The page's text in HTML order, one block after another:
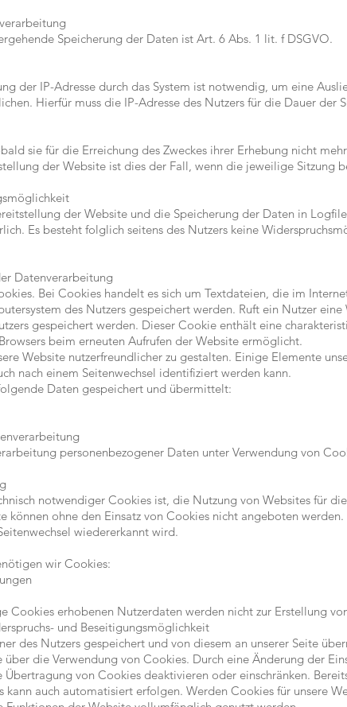
Speicherung der Daten ist Art. 6 Abs. 1 lit. f DSGVO.
der IP-Adresse durch das System ist notwendig, um eine
Hierfür muss die IP-Adresse des Nutzers für die Dauer der
sie für die Erreichung des Zweckes ihrer Erhebung nicht
der Website ist dies der Fall, wenn die jeweilige Sitzung
der Website und die Speicherung der Daten in
Es besteht folglich seitens des Nutzers keine
Datenverarbeitung
Bei Cookies handelt es sich um Textdateien, die im
des Nutzers gespeichert werden. Ruft ein Nutzer
gespeichert werden. Dieser Cookie enthält eine
beim erneuten Aufrufen der Website ermöglicht.
Website nutzerfreundlicher zu gestalten. Einige Elemente
nach einem Seitenwechsel identifiziert werden kann.
Daten gespeichert und übermittelt:
personenbezogener Daten unter Verwendung von
notwendiger Cookies ist, die Nutzung von Websites für
können ohne den Einsatz von Cookies nicht angeboten
wiedererkannt wird.
wir Cookies:
Cookies erhobenen Nutzerdaten werden nicht zur Erstellung
und Beseitigungsmöglichkeit
des Nutzers gespeichert und von diesem an unserer Seite
die Verwendung von Cookies. Durch eine Änderung der
von Cookies deaktivieren oder einschränken.
kann auch automatisiert erfolgen. Werden Cookies für unsere